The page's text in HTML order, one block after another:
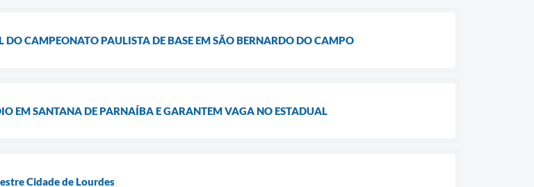
DO CAMPEONATO PAULISTA DE BASE EM SÃO BERNARDO DO CAMPO
EM SANTANA DE PARNAÍBA E GARANTEM VAGA NO ESTADUAL
Cidade de Lourdes